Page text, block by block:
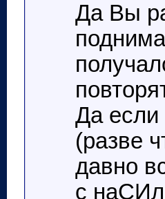
Да Вы
Да если
(разве
давно
с